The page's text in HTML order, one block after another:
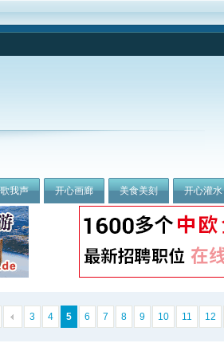
我声 开心画廊 美食美刻 开心灌水
3 4 5 6 7 8 9 10 11 12